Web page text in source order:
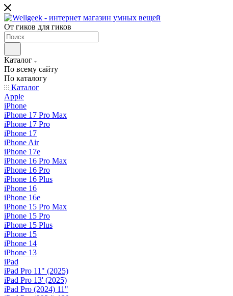
От гиков для гиков
Каталог
По всему сайту
По каталогу
Каталог
Apple
iPhone
iPhone 17 Pro Max
iPhone 17 Pro
iPhone 17
iPhone Air
iPhone 17e
iPhone 16 Pro Max
iPhone 16 Pro
iPhone 16 Plus
iPhone 16
iPhone 16e
iPhone 15 Pro Max
iPhone 15 Pro
iPhone 15 Plus
iPhone 15
iPhone 14
iPhone 13
iPad
iPad Pro 11" (2025)
iPad Pro 13' (2025)
iPad Pro (2024) 11"